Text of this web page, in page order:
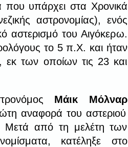
που υπάρχει στα Χρονικά
αστρονομίας), ενός
αστερισμό του Αιγόκερω.
το 5 π.Χ. και ήταν
των οποίων τις 23 και
Μάικ Μόλναρ
αναφορά του αστεριού
Μετά από τη μελέτη των
κατέληξε στο